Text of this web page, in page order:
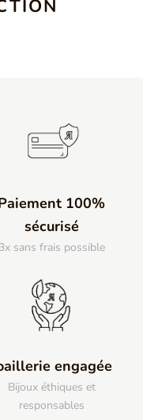
100%
sécurisé
3x sans frais possible
engagée
Bijoux éthiques et
responsables